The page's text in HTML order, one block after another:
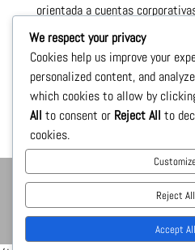
orientada a cuentas
este nivel de servicio nos
calidad y con precios
Le llevamos a la puerta de
productos necesarios para su
ShoppingXTI México 2021® Av.
We respect your privacy
Cookies help us improve your
personalized content, and
which cookies to allow by
All to consent or Reject All to
cookies.
Reject All
Accept All